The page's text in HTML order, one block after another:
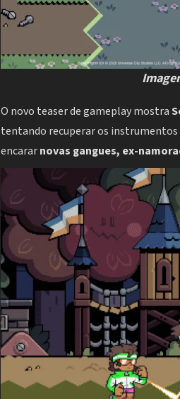
O novo teaser de gameplay mostra
tentando recuperar os instrumentos
encararnovas gangues, ex-